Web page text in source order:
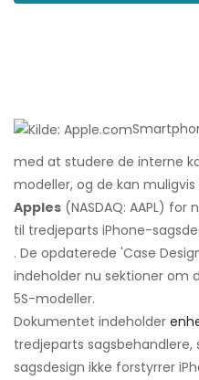
med at studere de interne
modeller, og de kan
Apples (NASDAQ: AAPL) for
til tredjeparts iPhone-
. De opdaterede 'Case
indeholder nu sektioner om
5S-modeller.
Dokumentet indeholder
tredjeparts sagsbehandlere,
sagsdesign ikke forstyrrer